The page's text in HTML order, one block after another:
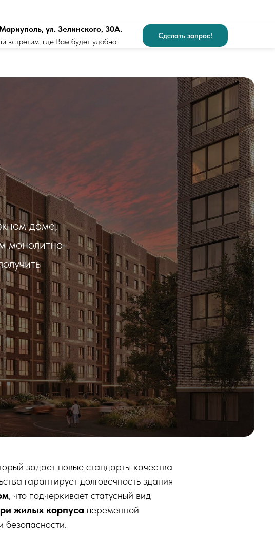
ул. Зелинского, 30А.
встретим, где Вам будет удобно!
Сделать запрос!
доме,
монолитно-
задает новые стандарты качества
гарантирует долговечность здания
, что подчеркивает статусный вид
жилых корпуса переменной